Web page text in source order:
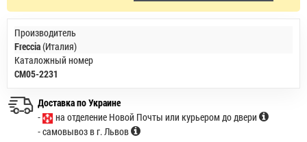
Производитель
Freccia(Италия)
Каталожный номер
CM05-2231
Доставка по Украине
-
на отделение Новой Почты или курьером до двери
- самовывоз в г. Львов